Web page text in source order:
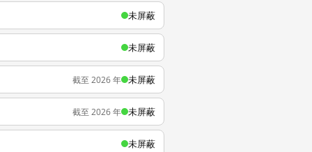
未屏蔽
未屏蔽
截至 2026 年 未屏蔽
截至 2026 年 未屏蔽
未屏蔽